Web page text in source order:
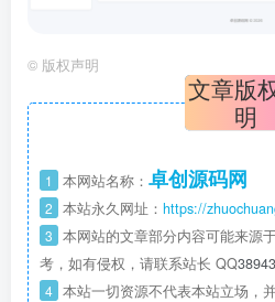
© 版权声明
文章版
明
1 本网站名称： 卓创源码网
2 本站永久网址： https://
3 本网站的文章部分内容可能来源
考，如有侵权，请联系站长 QQ
4 本站一切资源不代表本站立场，